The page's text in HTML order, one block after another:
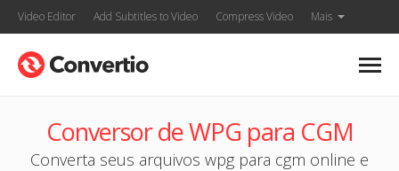
Video Editor Add Subtitles to Video Compress Video Mais
Conversor de WPG para CGM
Converta seus arquivos wpg para cgm online e